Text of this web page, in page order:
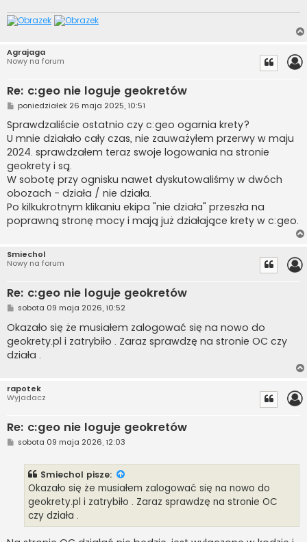
Agrajaga
Nowy na forum
Re: c:geo nie loguje geokretów
P
o
s
t
poniedziałek 26 maja 2025, 10:51
Sprawdzaliście ostatnio czy c:geo ogarnia krety?
U mnie działało cały czas, nie zauważyłem przerwy w maju
2024. sprawdzałem teraz swoje logowania na stronie
geokrety i są.
W sobotę przy ognisku nawet dyskutowaliśmy w dwóch
obozach - działa / nie działa.
Po kilkukrotnym klikaniu ekipa "nie działa" przeszła na
poprawną stronę mocy i mają już działające krety w c:geo.
Smiechol
Nowy na forum
Re: c:geo nie loguje geokretów
P
s
t
sobota 09 maja 2026, 10:52
Okazało się że musiałem zalogować się na nowo do
geokrety.pl i zatrybiło . Zaraz sprawdzę na stronie OC czy
działa .
rapotek
Wyjadacz
Re: c:geo nie loguje geokretów
Psobota 09 maja 2026, 12:03
Smiechol pisze:
Okazało się że musiałem zalogować się na nowo do
geokrety.pl i zatrybiło . Zaraz sprawdzę na stronie OC
czy działa .